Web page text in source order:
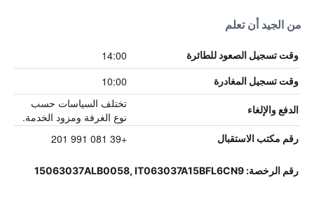
من الجيد أن تعلم
وقت تسجيل الصعود للطائرة 14:00
وقت تسجيل المغادرة 10:00
الدفع والإلغاء
تختلف السياسات حسب
نوع الغرفة ومزود الخدمة.
رقم مكتب الاستقبال +39 081 991 201
رقم الرخصة: 15063037ALB0058, IT063037A15BFL6CN9